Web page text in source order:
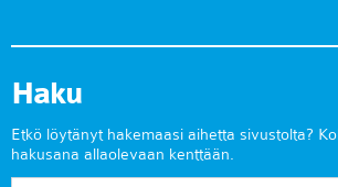
Haku
Etkö löytänyt hakemaasi aihetta sivustolta?
hakusana allaolevaan kenttään.